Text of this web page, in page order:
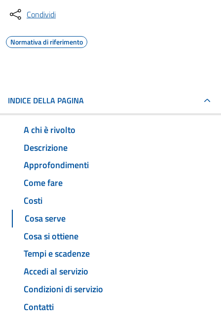
Condividi
Normativa di riferimento
INDICE DELLA PAGINA
A chi è rivolto
Descrizione
Approfondimenti
Come fare
Costi
Cosa serve
Cosa si ottiene
Tempi e scadenze
Accedi al servizio
Condizioni di servizio
Contatti